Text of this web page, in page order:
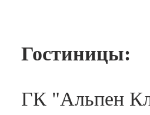
Гостиницы:
ГК "Альпен